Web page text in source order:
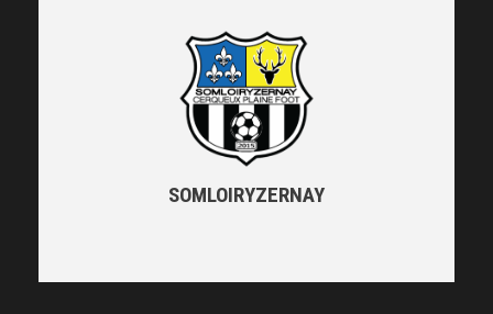
SOMLOIRYZERNAY